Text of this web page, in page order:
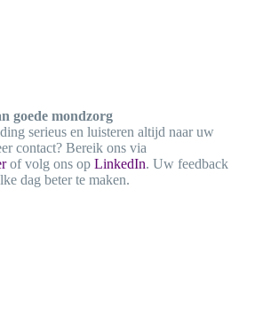
goede mondzorg
serieus en luisteren altijd naar uw
contact? Bereik ons via
of volg ons op LinkedIn. Uw feedback
dag beter te maken.